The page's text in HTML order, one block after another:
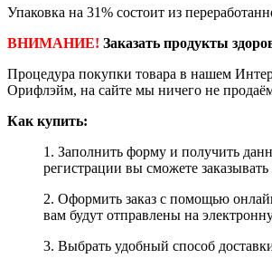
Упаковка на 31% состоит из
ВНИМАНИЕ! Заказать продукты
Процедура покупки товара в нашем
Орифлэйм, на сайте мы ничего не
Как купить:
1. Заполнить форму и получить
регистрации вы сможете
2. Оформить заказ с помощью
вам будут отправлены на
3. Выбрать удобный способ